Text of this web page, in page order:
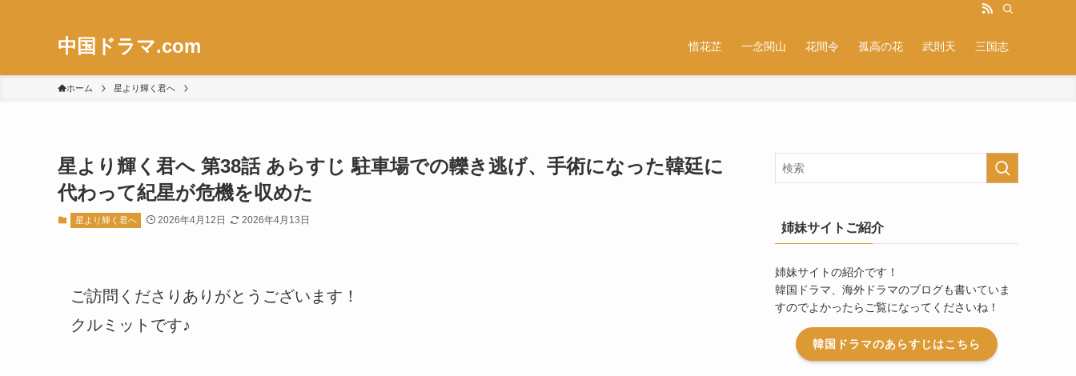
中国ドラマ.com 惜花芷 一念関山 花間令 孤高の花 武則天 三国志
ホーム 星より輝く君へ
星より輝く君へ 第38話 あらすじ 駐車場での轢き逃げ、手術になった韓廷に
代わって紀星が危機を収めた
星より輝く君へ 2026年4月12日 2026年4月13日
ご訪問くださりありがとうございます！
クルミットです♪
姉妹サイトご紹介
姉妹サイトの紹介です！
韓国ドラマ、海外ドラマのブログも書いていま
すのでよかったらご覧になってくださいね！
韓国ドラマのあらすじはこちら